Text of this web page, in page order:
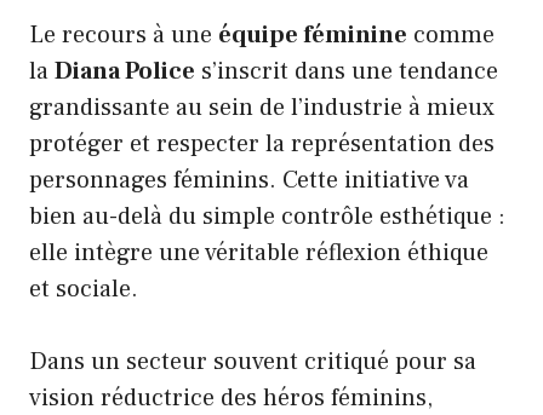
Le recours à une équipe féminine comme
laDiana Police s’inscrit dans une tendance
grandissante au sein de l’industrie à mieux
protéger et respecter la représentation des
personnages féminins. Cette initiative va
bien au-delà du simple contrôle esthétique :
elle intègre une véritable réflexion éthique
et sociale.
Dans un secteur souvent critiqué pour sa
vision réductrice des héros féminins,